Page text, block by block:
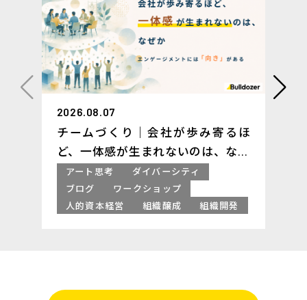
2026.08.07
チームづくり｜会社が歩み寄るほ
ど、一体感が生まれないのは、なぜ
か ─ エンゲージメントには「向
き」がある
アート思考
ダイバーシティ
ブログ
ワークショップ
人的資本経営
組織醸成 組織開発